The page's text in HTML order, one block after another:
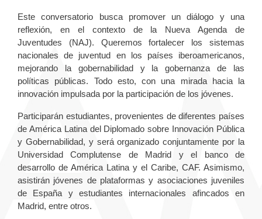
Este conversatorio busca promover un diálogo y una
reflexión, en el contexto de la Nueva Agenda de
Juventudes (NAJ). Queremos fortalecer los sistemas
nacionales de juventud en los países iberoamericanos,
mejorando la gobernabilidad y la gobernanza de las
políticas públicas. Todo esto, con una mirada hacia la
innovación impulsada por la participación de los jóvenes.
Participarán estudiantes, provenientes de diferentes países
de América Latina del Diplomado sobre Innovación Pública
y Gobernabilidad, y será organizado conjuntamente por la
Universidad Complutense de Madrid y el banco de
desarrollo de América Latina y el Caribe, CAF. Asimismo,
asistirán jóvenes de plataformas y asociaciones juveniles
de España y estudiantes internacionales afincados en
Madrid, entre otros.